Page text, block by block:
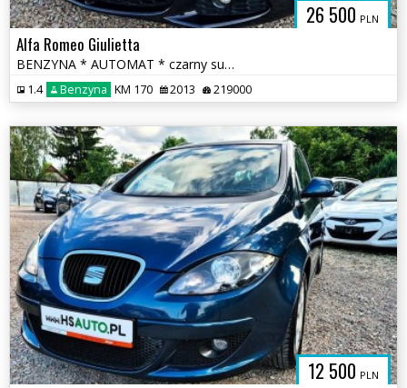
26 500 PLN
Alfa Romeo Giulietta
BENZYNA * AUTOMAT * czarny sufit * łopatki F1 * super * OKAZJA
1.4 Benzyna KM 170 2013 219000
12 500 PLN